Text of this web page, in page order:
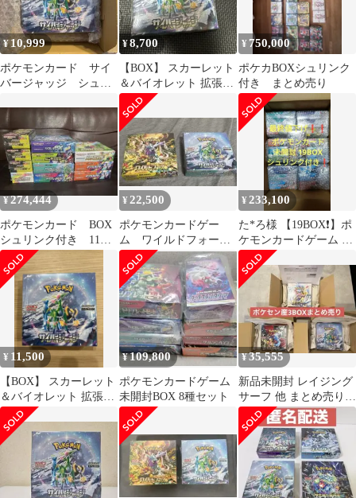
¥ 10,999
ポケモンカード サイ
バージャッジ シュリ
¥8,700
【BOX】 スカーレット
＆バイオレット 拡張パ
ック サイバージャッジ
¥ 750,000
ポケカBOXシュリンク
付き まとめ売り
¥274,444
ポケモンカード BOX
シュリンク付き 11箱
セット 新品未開封
¥ 22,500
ポケモンカードゲー
ム ワイルドフォース
サイバージャッジ シ
ュリンク付き 未開封
¥ 233,100
た*ろ様 【19BOX❗️】ポ
ケモンカードゲーム 未
開封 シュリンク付き❗️
大量
¥ 11,500
【BOX】 スカーレット
＆バイオレット 拡張パ
ック サイバージャッジ
¥109,800
ポケモンカードゲーム
未開封BOX 8種セット
¥35,555
新品未開封 レイジング
サーフ 他 まとめ売り
ポケセン産 シュリンク
付 納品書付